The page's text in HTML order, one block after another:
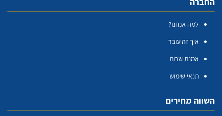
למה אנחנו?
איך זה עובד
אמנת שרות
תנאי שימוש
השווה מחירים